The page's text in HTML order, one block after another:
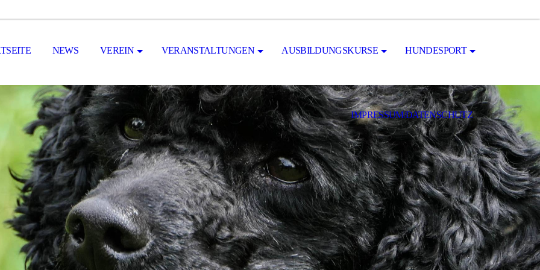
NEWS VEREIN VERANSTALTUNGEN AUSBILDUNGSKURSE HUNDESPORT
IMPRESSUM/DATENSCHUTZ